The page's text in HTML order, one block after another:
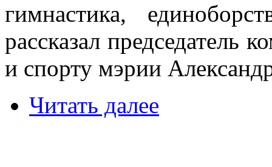
гимнастика,
рассказал председатель
и спорту мэрии
Читать далее